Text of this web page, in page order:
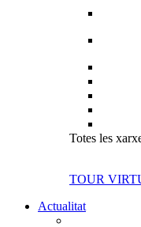
Totes les
TOUR
Actualitat